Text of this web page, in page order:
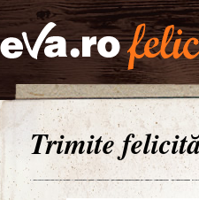
Trimite